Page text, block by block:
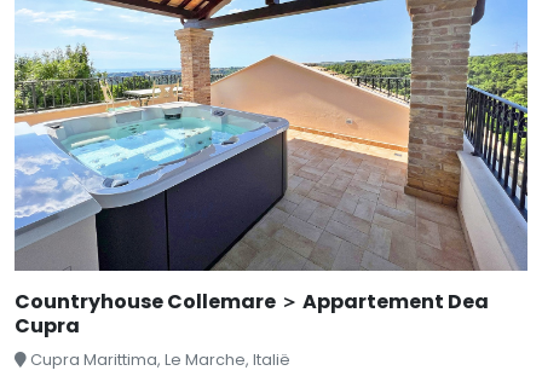
Countryhouse Collemare ＞ Appartement Dea
Cupra
Cupra Marittima, Le Marche, Italië